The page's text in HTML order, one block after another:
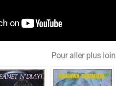
Pour aller plus loin